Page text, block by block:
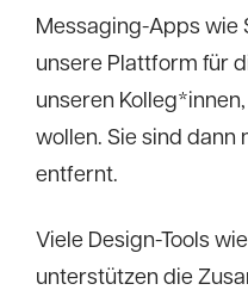
Messaging-Apps wie
unsere Plattform für
unseren
wollen. Sie sind dann
entfernt.
Viele Design-Tools
unterstützen die